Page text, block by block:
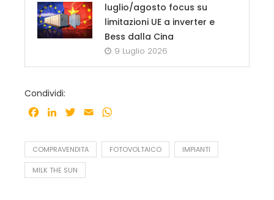
luglio/agosto focus su
limitazioni UE a inverter e
Bess dalla Cina
9 Luglio 2026
Condividi:
Facebook
LinkedInTwitter
Email
COMPRAVENDITA FOTOVOLTAICO IMPIANTI
MILK THE SUN